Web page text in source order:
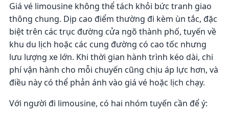
Giá vé limousine không thể tách khỏi bức tranh giao
thông chung. Dịp cao điểm thường đi kèm ùn tắc, đặc
biệt trên các trục đường cửa ngõ thành phố, tuyến về
khu du lịch hoặc các cung đường có cao tốc nhưng
lưu lượng xe lớn. Khi thời gian hành trình kéo dài, chi
phí vận hành cho mỗi chuyến cũng chịu áp lực hơn, và
điều này có thể phản ánh vào giá vé hoặc lịch chạy.
Với người đi limousine, có hai nhóm tuyến cần để ý: